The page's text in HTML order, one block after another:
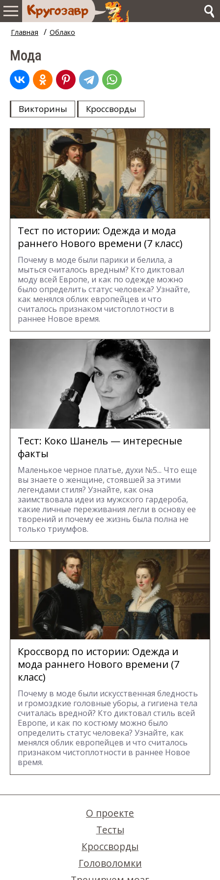
Главная / Облако
Мода
Викторины Кроссворды
Тест по истории: Одежда и мода
раннего Нового времени (7 класс)
Почему в моде были парики и белила, а
мыться считалось вредным? Кто диктовал
моду всей Европе, и как по одежде можно
было определить статус человека? Узнайте,
как менялся облик европейцев и что
считалось признаком чистоплотности в
раннее Новое время.
Тест: Коко Шанель — интересные
факты
Маленькое черное платье, духи №5... Что еще
вы знаете о женщине, стоявшей за этими
легендами стиля? Узнайте, как она
заимствовала идеи из мужского гардероба,
какие личные переживания легли в основу ее
творений и почему ее жизнь была полна не
только триумфов.
Кроссворд по истории: Одежда и
мода раннего Нового времени (7
класс)
Почему в моде были искусственная бледность
и громоздкие головные уборы, а гигиена тела
считалась вредной? Кто диктовал стиль всей
Европе, и как по костюму можно было
определить статус человека? Узнайте, как
менялся облик европейцев и что считалось
признаком чистоплотности в раннее Новое
время.
О проекте
Тесты
Кроссворды
Головоломки